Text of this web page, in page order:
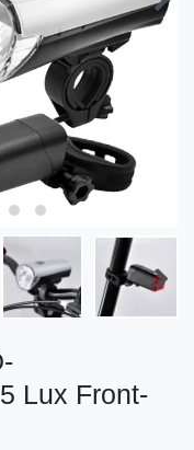
Lux Front-